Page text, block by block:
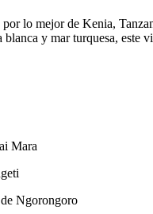
lo mejor de Kenia,
blanca y mar turquesa,
Mara
Ngorongoro